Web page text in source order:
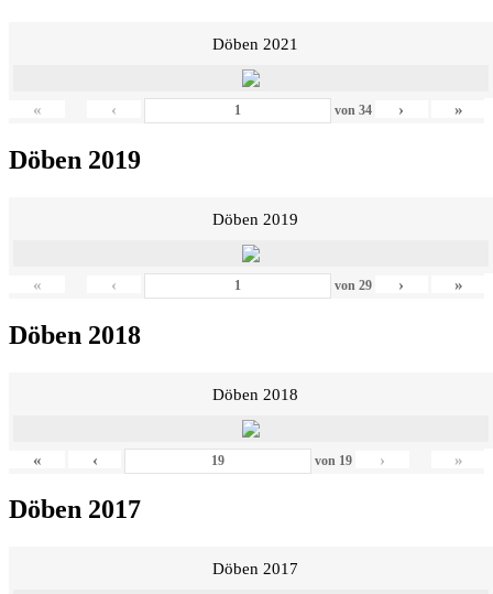
Döben 2021
« ‹ von 34 › »
Döben 2019
Döben 2019
« ‹ von 29 › »
Döben 2018
Döben 2018
« ‹ von 19 › »
Döben 2017
Döben 2017